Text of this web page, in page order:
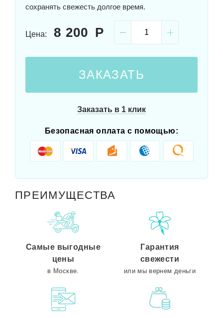
сохранять свежесть долгое время.
Цена: 8 200
ЗАКАЗАТЬ
Заказать в 1 клик
Безопасная оплата с помощью:
ПРЕИМУЩЕСТВА
Самые выгодные
цены
в Москве.
Гарантия
свежести
или мы вернем деньги